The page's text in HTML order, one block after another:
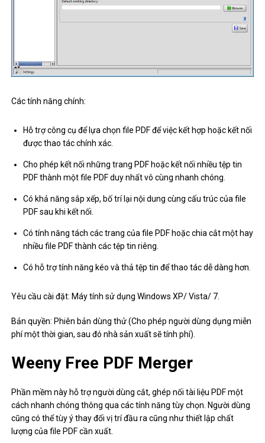
Các tính năng chính:
Hỗ trợ công cụ để lựa chọn file PDF để việc kết hợp hoặc kết nối
được thao tác chính xác.
Cho phép kết nối những trang PDF hoặc kết nối nhiều tệp tin
PDF thành một file PDF duy nhất vô cùng nhanh chóng.
Có khả năng sắp xếp, bố trí lại nội dung cùng cấu trúc của file
PDF sau khi kết nối.
Có tính năng tách các trang của file PDF hoặc chia cắt một hay
nhiều file PDF thành các tệp tin riêng.
Có hỗ trợ tính năng kéo và thả tệp tin để thao tác dễ dàng hơn.
Yêu cầu cài đặt: Máy tính sử dụng Windows XP/ Vista/ 7.
Bản quyền: Phiên bản dùng thử (Cho phép người dùng dụng miễn
phí một thời gian, sau đó nhà sản xuất sẽ tính phí).
Weeny Free PDF Merger
Phần mềm này hỗ trợ người dùng cắt, ghép nối tài liệu PDF một
cách nhanh chóng thông qua các tính năng tùy chọn. Người dùng
cũng có thể tùy ý thay đổi vị trí đầu ra cũng như thiết lập chất
lượng của file PDF cần xuất.